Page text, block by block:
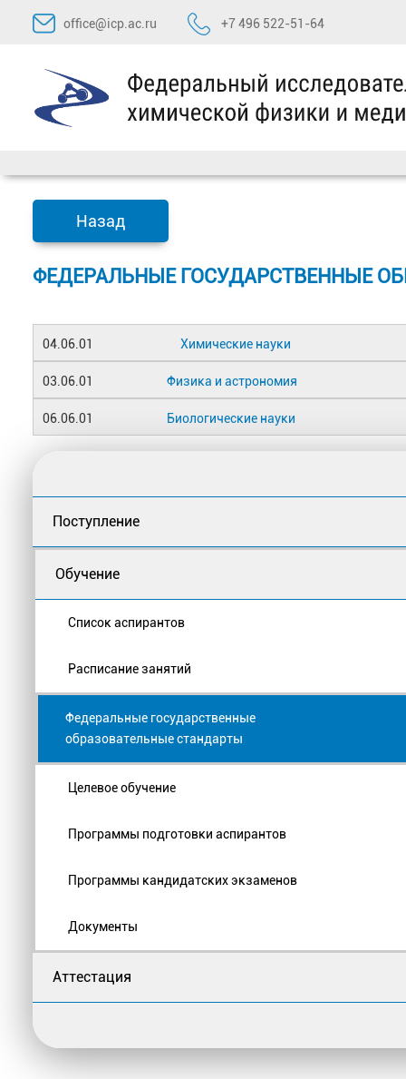
Перейти
содержимому
office@icp.ac.ru +7 496 522-51-64
Назад
ФЕДЕРАЛЬНЫЕ ГОСУДАРСТВЕННЫЕ
04.06.01 Химические науки
03.06.01 Физика и астрономия
06.06.01 Биологические науки
Поступление
Обучение
Список аспирантов
Расписание занятий
Федеральные государственные
образовательные стандарты
Целевое обучение
Программы подготовки аспирантов
Программы кандидатских экзаменов
Документы
Аттестация